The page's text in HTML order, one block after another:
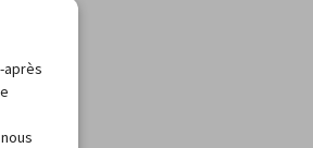
après